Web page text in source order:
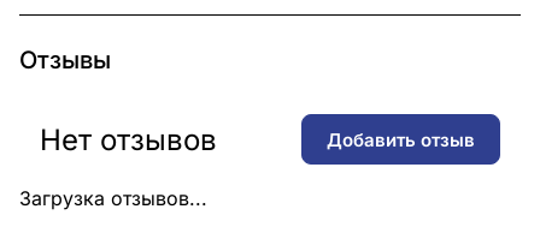
Отзывы
Загрузка отзывов...
Нет отзывов Добавить отзыв